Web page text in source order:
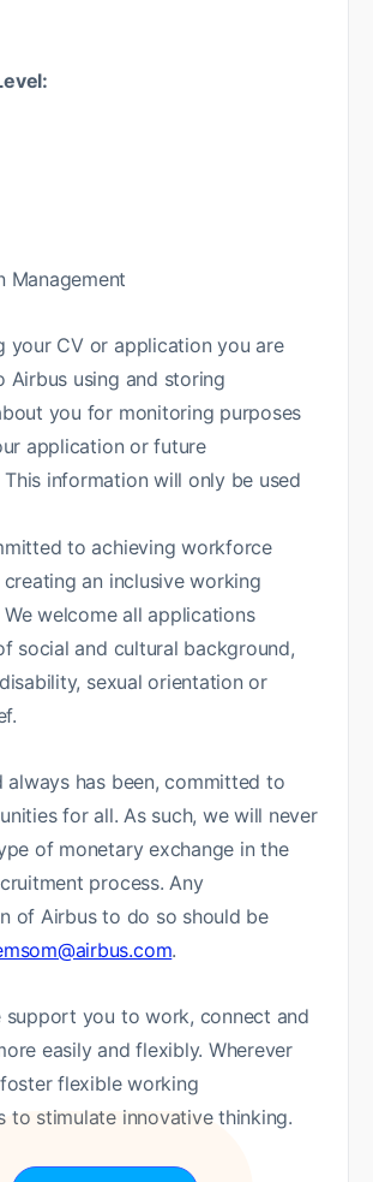
Management
your CV or application you are
Airbus using and storing
you for monitoring purposes
application or future
information will only be used
to achieving workforce
an inclusive working
welcome all applications
social and cultural background,
sexual orientation or
always has been, committed to
for all. As such, we will never
of monetary exchange in the
process. Any
of Airbus to do so should be
.
support you to work, connect and
easily and flexibly. Wherever
flexible working
to stimulate innovative thinking.